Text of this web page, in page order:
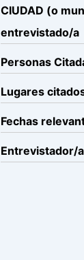
CIUDAD (o
entrevistado/a
Personas
Lugares
Fechas
Entrevistador/a